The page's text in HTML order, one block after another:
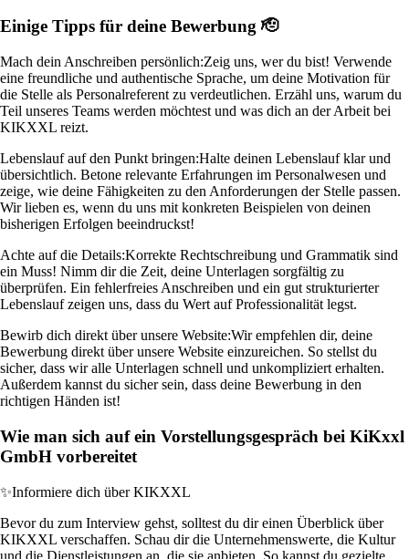
Einige Tipps für deine Bewerbung 🫡
Mach dein Anschreiben persönlich:Zeig uns, wer du bist! Verwende
eine freundliche und authentische Sprache, um deine Motivation für
die Stelle als Personalreferent zu verdeutlichen. Erzähl uns, warum du
Teil unseres Teams werden möchtest und was dich an der Arbeit bei
KIKXXL reizt.
Lebenslauf auf den Punkt bringen:Halte deinen Lebenslauf klar und
übersichtlich. Betone relevante Erfahrungen im Personalwesen und
zeige, wie deine Fähigkeiten zu den Anforderungen der Stelle passen.
Wir lieben es, wenn du uns mit konkreten Beispielen von deinen
bisherigen Erfolgen beeindruckst!
Achte auf die Details:Korrekte Rechtschreibung und Grammatik sind
ein Muss! Nimm dir die Zeit, deine Unterlagen sorgfältig zu
überprüfen. Ein fehlerfreies Anschreiben und ein gut strukturierter
Lebenslauf zeigen uns, dass du Wert auf Professionalität legst.
Bewirb dich direkt über unsere Website:Wir empfehlen dir, deine
Bewerbung direkt über unsere Website einzureichen. So stellst du
sicher, dass wir alle Unterlagen schnell und unkompliziert erhalten.
Außerdem kannst du sicher sein, dass deine Bewerbung in den
richtigen Händen ist!
Wie man sich auf ein Vorstellungsgespräch bei KiKxxl
GmbH vorbereitet
✨Informiere dich über KIKXXL
Bevor du zum Interview gehst, solltest du dir einen Überblick über
KIKXXL verschaffen. Schau dir die Unternehmenswerte, die Kultur
und die Dienstleistungen an, die sie anbieten. So kannst du gezielte